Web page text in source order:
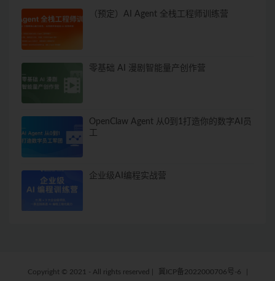
（预定）AI Agent 全栈工程师训练营
零基础 AI 漫剧智能量产创作营
OpenClaw Agent 从0到1打造你的数字AI员
企业级AI编程实战营
Copyright © 2021 - All rights reserved 冀ICP备2022000706号-6